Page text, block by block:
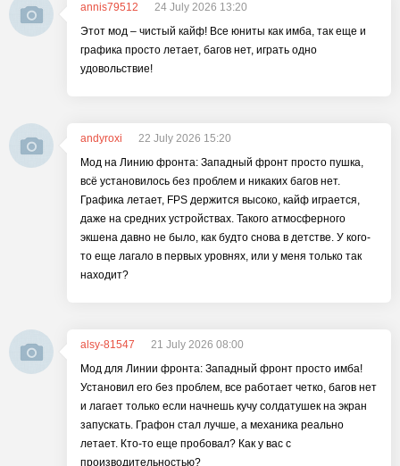
annis79512
24 July 2026 13:20
Этот мод – чистый кайф! Все юниты как имба, так еще и
графика просто летает, багов нет, играть одно
удовольствие!
andyroxi
22 July 2026 15:20
Мод на Линию фронта: Западный фронт просто пушка,
всё установилось без проблем и никаких багов нет.
Графика летает, FPS держится высоко, кайф играется,
даже на средних устройствах. Такого атмосферного
экшена давно не было, как будто снова в детстве. У кого-
то еще лагало в первых уровнях, или у меня только так
находит?
alsy-81547
21 July 2026 08:00
Мод для Линии фронта: Западный фронт просто имба!
Установил его без проблем, все работает четко, багов нет
и лагает только если начнешь кучу солдатушек на экран
запускать. Графон стал лучше, а механика реально
летает. Кто-то еще пробовал? Как у вас с
производительностью?